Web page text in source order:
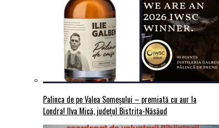
Palinca de pe Valea Someșului – premiată cu aur la
Londra! Ilva Mică, județul Bistrița-Năsăud